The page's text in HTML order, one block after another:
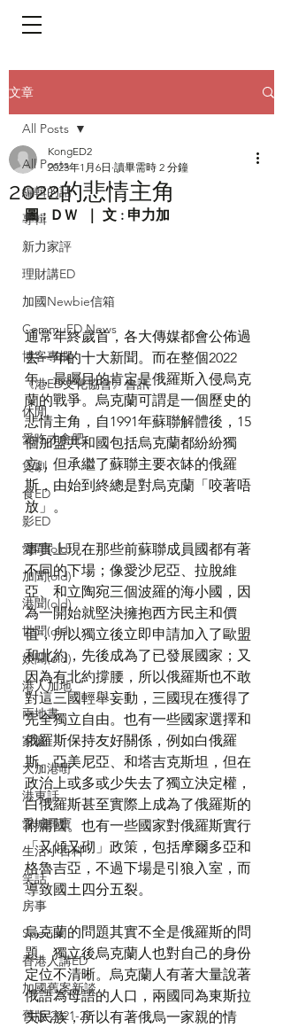
文章
All Posts
編輯的話
專輯
新力家評
理財講ED
加國Newbie信箱
CommuED News
博客專欄
《港ED文化協會》會訊
休閒
愛吃才會肥
煲劇
食ED
影ED
愛聞(old)
加聞(old)
港聞(old)
世聞(old)
娛聞(old)
港人加地
兩地書
家庭
大加港嘢
港東話
愛城尋寶
生活小百科
笑話
房事
Special
香港人講ED
加國舊案新談
舊版 2021-22
All Posts
2022的悲情主角
KongED2
2023年1月6日 讀畢需時 2 分鐘
圖 : ＤＷ  ｜ 文 : 申力加
通常年終歲首，各大傳媒都會公佈過
去一年的十大新聞。而在整個2022
年，最矚目的肯定是俄羅斯入侵烏克
蘭的戰爭。烏克蘭可謂是一個歷史的
悲情主角，自1991年蘇聯解體後，15
個加盟共和國包括烏克蘭都紛紛獨
立，但承繼了蘇聯主要衣缽的俄羅
斯，由始到終總是對烏克蘭「咬著唔
放」。
事實上現在那些前蘇聯成員國都有著
不同的下場；像愛沙尼亞、拉脫維
亞、和立陶宛三個波羅的海小國，因
為一開始就堅決擁抱西方民主和價
值，所以獨立後立即申請加入了歐盟
和北約，先後成為了已發展國家；又
因為有北約撐腰，所以俄羅斯也不敢
對這三國輕舉妄動，三國現在獲得了
完全獨立自由。也有一些國家選擇和
俄羅斯保持友好關係，例如白俄羅
斯、亞美尼亞、和塔吉克斯坦，但在
政治上或多或少失去了獨立決定權，
白俄羅斯甚至實際上成為了俄羅斯的
附庸國。也有一些國家對俄羅斯實行
「又傾又砌」政策，包括摩爾多亞和
格魯吉亞，不過下場是引狼入室，而
導致國土四分五裂。
烏克蘭的問題其實不全是俄羅斯的問
題。獨立後烏克蘭人也對自己的身份
定位不清晰。烏克蘭人有著大量說著
俄語為母語的人口，兩國同為東斯拉
夫民族，所以有著俄烏一家親的情